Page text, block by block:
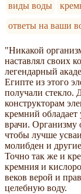
виды воды
ответы на ваши
"Никакой
наставлял своих
легендарный
Египте из этого
получали стекло.
конструкторам
кремний
врачи. Организму
чтобы лучше
молибден и
Точно так же и
кремния и
веков верой и
целебную воду.